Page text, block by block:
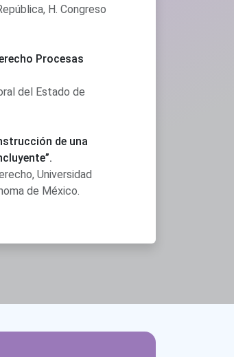
H. Congreso
Procesas
del Estado de
de una
Universidad
de México.